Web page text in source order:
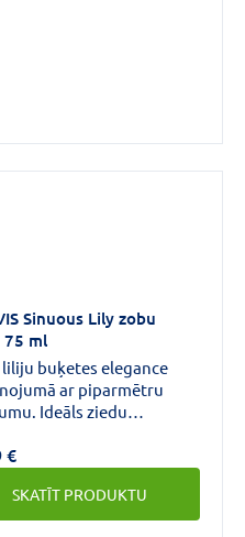
Sinuous Lily zobu
75 ml
buķetes elegance
ar piparmētru
Ideāls ziedu
pieredzei.
€
SKATĪT PRODUKTU